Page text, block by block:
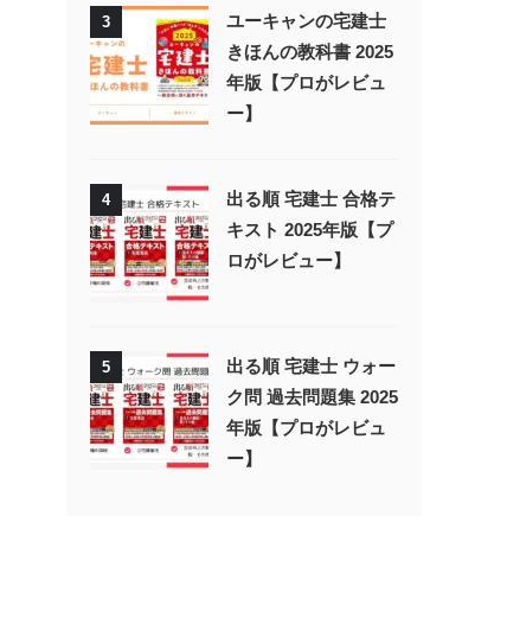
3
ユーキャンの宅建士
きほんの教科書 2025
年版【プロがレビュ
ー】
4
出る順 宅建士 合格テ
キスト 2025年版【プ
ロがレビュー】
5
出る順 宅建士 ウォー
ク問 過去問題集 2025
年版【プロがレビュ
ー】